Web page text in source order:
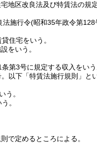
地区改良法及び特賃法の規
法施行令(昭和35年政令第128
住宅をいう。
をいう。
条第3号に規定する収入をいう
以下「特賃法施行規則」と
う。
。
で定めるところによる。